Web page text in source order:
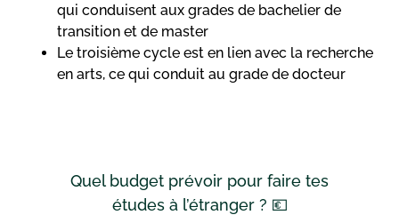
qui conduisent aux grades de bachelier de
transition et de master
Le troisième cycle est en lien avec la recherche
en arts, ce qui conduit au grade de docteur
Quel budget prévoir pour faire tes
études à l’étranger ? 💶